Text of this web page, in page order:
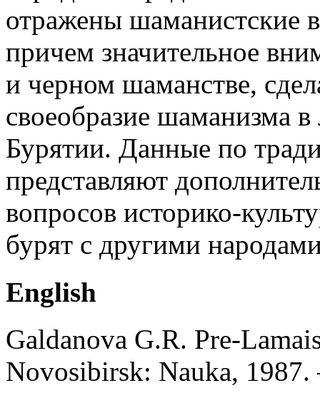
отражены шаманистские
причем значительное
и черном шаманстве,
своеобразие шаманизма
Бурятии. Данные по
представляют
вопросов историко-
бурят с другими
English
Galdanova G.R. Pre-
Novosibirsk: Nauka, 1987.